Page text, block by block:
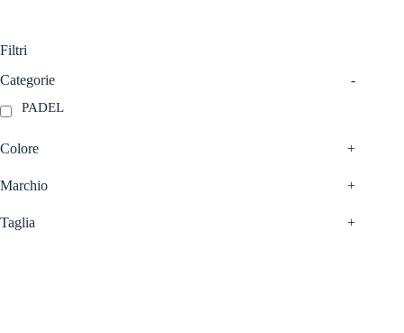
Filtri
Categorie
-
PADEL
Colore +
Marchio +
Taglia +